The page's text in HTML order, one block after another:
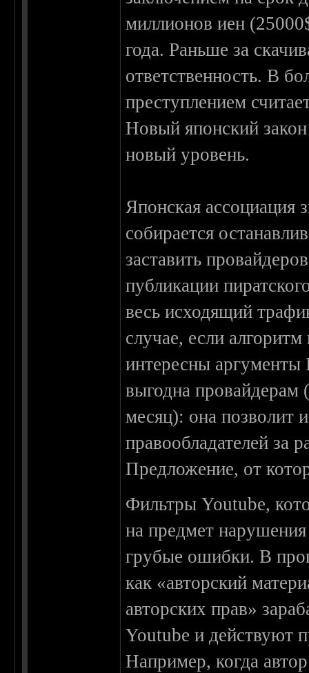
миллионов иен
года. Раньше за
ответственность. В
преступлением
Новый японский
новый уровень.
Японская
собирается
заставить
публикации
весь исходящий
случае, если
интересны аргументы
выгодна провайдерам
месяц): она позволит
правообладателей за
Предложение, от
Фильтры Youtube,
на предмет
грубые ошибки. В
как «авторский
авторских прав»
Youtube и действуют
Например, когда